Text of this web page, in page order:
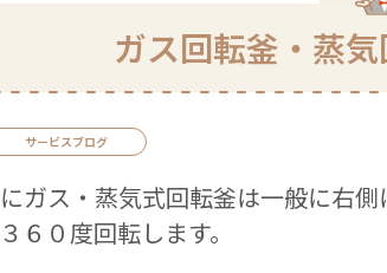
ガス回転釜・蒸
サービスブログ
ガス・蒸気式回転釜は一般に右
６０度回転します。